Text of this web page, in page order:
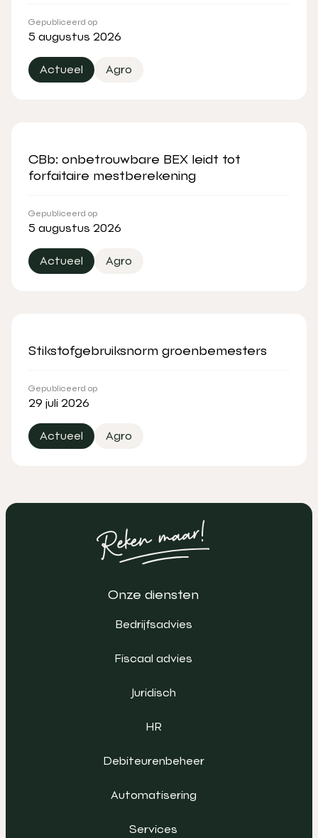
Gepubliceerd op
5 augustus 2026
Actueel Agro
CBb: onbetrouwbare BEX leidt tot
forfaitaire mestberekening
Gepubliceerd op
5 augustus 2026
Actueel Agro
Stikstofgebruiksnorm groenbemesters
Gepubliceerd op
29 juli 2026
Actueel Agro
Onze diensten
Bedrijfsadvies
Fiscaal advies
Juridisch
HR
Debiteurenbeheer
Automatisering
Services